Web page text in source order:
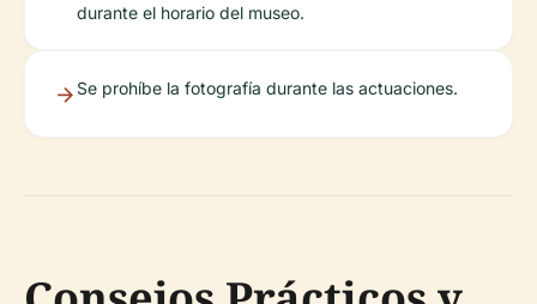
durante el horario del museo.
Se prohíbe la fotografía durante las actuaciones.